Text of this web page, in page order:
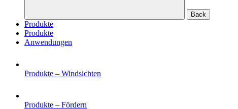
Back
Produkte
Produkte
Anwendungen
Produkte – Windsichten
Produkte – Fördern